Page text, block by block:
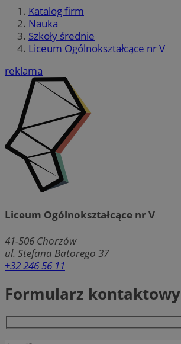
Katalog firm
Nauka
Szkoły średnie
Liceum Ogólnokształcące nr V
reklama
Liceum Ogólnokształcące nr V
41-506 Chorzów
ul. Stefana Batorego 37
+32 246 56 11
Formularz kontaktowy